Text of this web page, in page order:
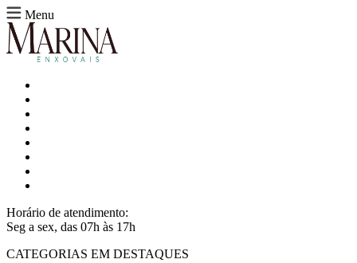
Menu
Horário de atendimento:
Seg a sex, das 07h às 17h
CATEGORIAS EM DESTAQUES